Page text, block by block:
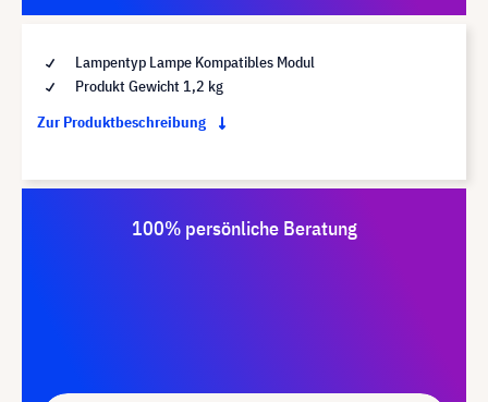
Lampentyp Lampe Kompatibles Modul
Produkt Gewicht 1,2 kg
Zur Produktbeschreibung
100% persönliche Beratung